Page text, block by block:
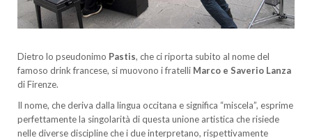
Dietro lo pseudonimo Pastis, che ci riporta subito al nome del
famoso drink francese, si muovono i fratelli Marco e Saverio Lanza
di Firenze.
Il nome, che deriva dalla lingua occitana e significa “miscela”, esprime
perfettamente la singolarità di questa unione artistica che risiede
nelle diverse discipline che i due interpretano, rispettivamente